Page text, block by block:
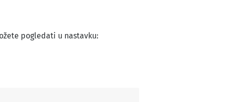
pogledati u nastavku: